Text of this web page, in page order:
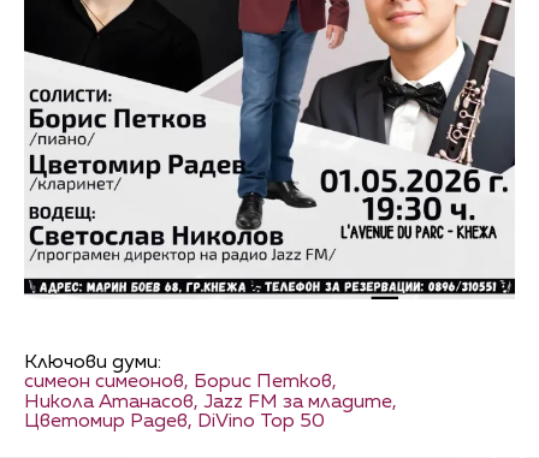
Ключови думи:
симеон симеонов, Борис Петков,
Никола Атанасов, Jazz FM за младите,
Цветомир Радев, DiVino Top 50